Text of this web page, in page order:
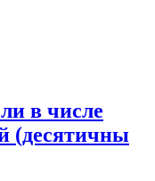
в числе
(десятичны